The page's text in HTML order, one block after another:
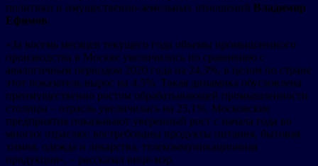
политики и имущественно-земельных отношений Владимир
Ефимов.
«За восемь месяцев текущего года объемы промышленного
производства в Москве увеличились по сравнению с
аналогичным периодом 2020 года на 24,3%, в целом по стране
этот показатель вырос на 4,5%. Такая динамика обусловлена
преимущественно ростом обрабатывающей промышленности
столицы – отрасль увеличилась на 25,1%. Московские
предприятия показывают уверенный рост с начала года во
многих отраслях: востребованы продукты питания, бытовая
химия, одежда и лекарства, телекоммуникационная
продукция», – рассказал вице-мэр.